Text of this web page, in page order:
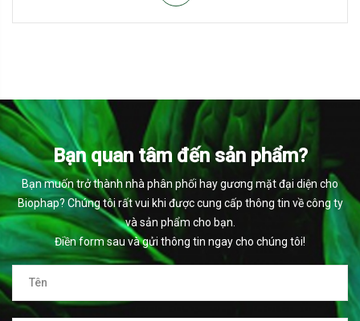
Bạn quan tâm đến sản phẩm?
Bạn muốn trở thành nhà phân phối hay gương mặt đại diện cho
Biophap? Chúng tôi rất vui khi được cung cấp thông tin về công ty
và sản phẩm cho bạn.
Điền form sau và gửi thông tin ngay cho chúng tôi!